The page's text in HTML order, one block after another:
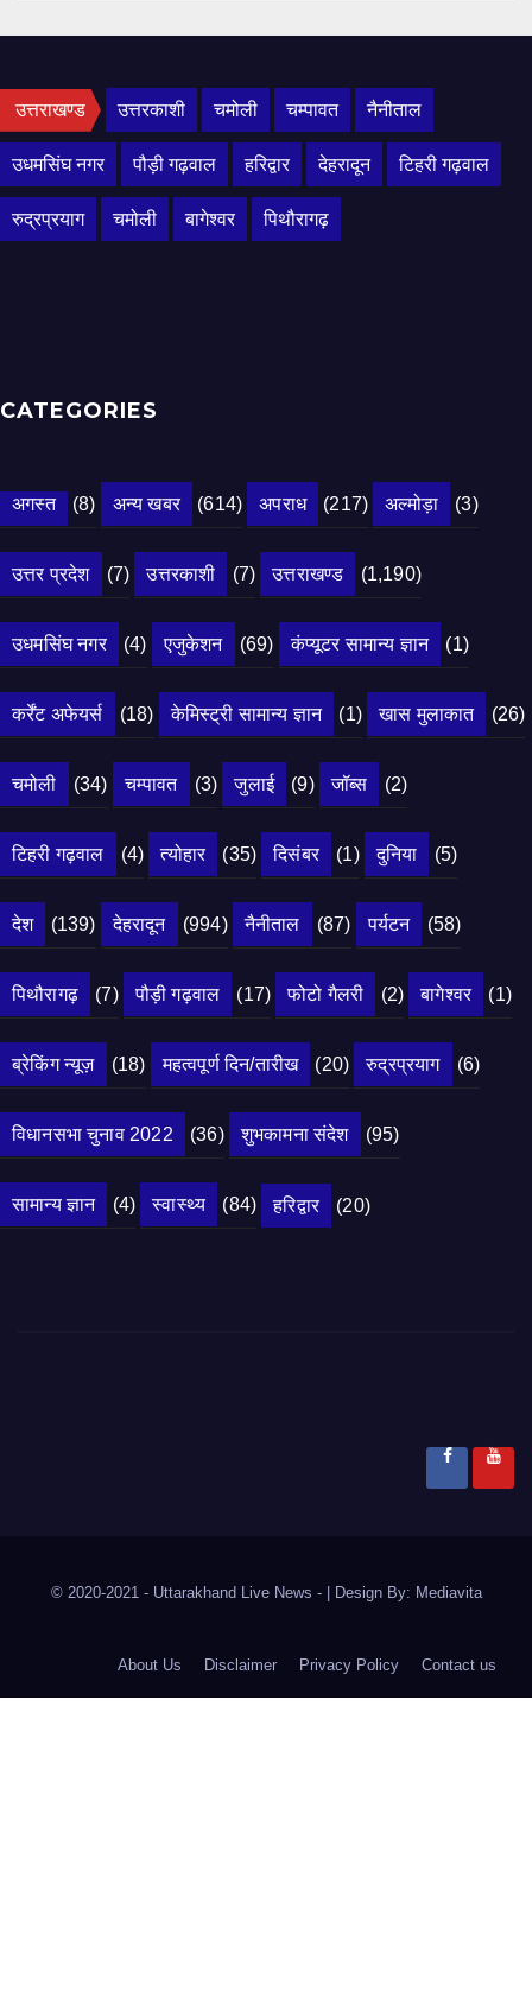
उत्तराखण्ड उत्तरकाशी चमोली चम्पावत नैनीताल
उधमसिंघ नगर पौड़ी गढ़वाल हरिद्वार देहरादून टिहरी गढ़वाल
रुद्रप्रयाग चमोली बागेश्वर पिथौरागढ़
CATEGORIES
अगस्त (8) अन्य खबर (614) अपराध (217) अल्मोड़ा (3)
उत्तर प्रदेश (7) उत्तरकाशी (7) उत्तराखण्ड (1,190)
उधमसिंघ नगर (4) एजुकेशन (69) कंप्यूटर सामान्य ज्ञान (1)
कर्रेंट अफेयर्स (18) केमिस्ट्री सामान्य ज्ञान (1) खास मुलाकात (26)
चमोली (34) चम्पावत (3) जुलाई (9) जॉब्स (2)
टिहरी गढ़वाल (4) त्योहार (35) दिसंबर (1) दुनिया (5)
देश (139) देहरादून (994) नैनीताल (87) पर्यटन (58)
पिथौरागढ़ (7) पौड़ी गढ़वाल (17) फोटो गैलरी (2) बागेश्वर (1)
ब्रेकिंग न्यूज़ (18) महत्वपूर्ण दिन/तारीख (20) रुद्रप्रयाग (6)
विधानसभा चुनाव 2022 (36) शुभकामना संदेश (95)
सामान्य ज्ञान (4) स्वास्थ्य (84) हरिद्वार (20)
© 2020-2021 - Uttarakhand Live News - Design By: Mediavita
About Us Disclaimer Privacy Policy Contact us